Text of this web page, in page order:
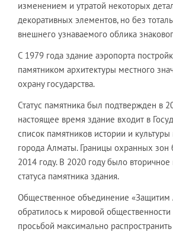
изменением и утратой некоторых
декоративных элементов, но без
внешнего узнаваемого облика
С 1979 года здание аэропорта
памятником архитектуры местного
охрану государства.
Статус памятника был подтвержден в
настоящее время здание входит в
список памятников истории и
города Алматы. Границы охранных
2014 году. В 2020 году было
статуса памятника здания.
Общественное объединение «Защитим
обратилось к мировой общественности
просьбой максимально